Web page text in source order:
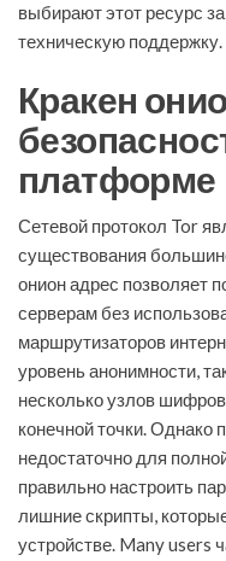
выбирают этот ресурс
техническую поддержку.
Кракен
платформе
Сетевой протокол Tor
существования
онион адрес позволяет
серверам без
маршрутизаторов
уровень анонимности,
несколько узлов
конечной точки. Однако
недостаточно для
правильно настроить
лишние скрипты,
устройстве. Many users